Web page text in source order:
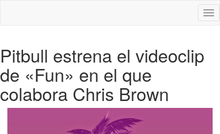
Pitbull estrena el videoclip
de «Fun» en el que
colabora Chris Brown